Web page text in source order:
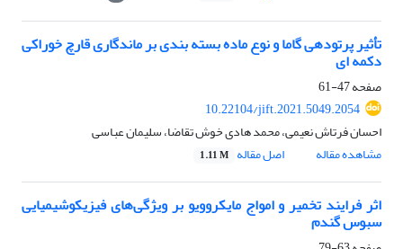
تأثیر پرتودهی گاما و نوع ماده بسته بندی بر ماندگاری قارچ خوراکی
دکمه ای
صفحه47-61
10.22104/jift.2021.5049.2054
احسان فرتاش نعیمی، محمد هادی خوش تقاضا، سلیمان عباسی
مشاهده مقاله
اصل مقاله 1.11 M
اثر فرایند تخمیر و امواج مایکروویو بر ویژگی‌های فیزیکوشیمیایی
سبوس گندم